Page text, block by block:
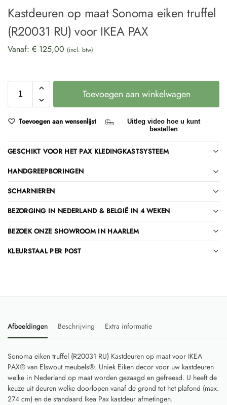
Kastdeuren op maat Sonoma eiken truffel
(R20031 RU) voor IKEA PAX
Vanaf: € 125,00 (incl. btw)
Toevoegen aan winkelwagen
Toevoegen aan wensenlijst
Uitleg video hoe u kunt
bestellen
GESCHIKT VOOR HET PAX KLEDINGKASTSYSTEEM
HANDGREEPBORINGEN
SCHARNIEREN
BEZORGING IN NEDERLAND & BELGIË IN 4 WEKEN
BEZOEK ONZE SHOWROOM IN HAARLEM
KLEURSTAAL PER POST
Afbeeldingen Beschrijving Extra informatie
Sonoma eiken truffel (R20031 RU) Kastdeuren op maat voor IKEA
PAX® van Elswout meubels®. Uniek Eiken decor voor uw kastdeuren
welke in Nederland op maat worden gezaagd en gefreesd. U heeft de
keuze uit deuren welke doorlopen vanaf de grond tot het plafond (max.
274 cm) en de standaard Ikea Pax kastdeur afmetingen.